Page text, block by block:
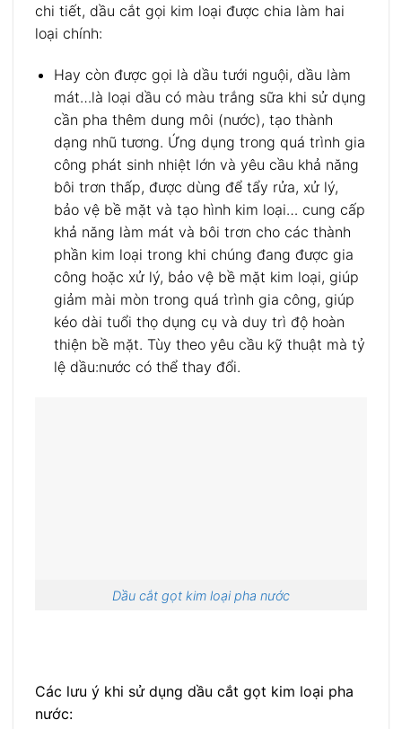
chi tiết, dầu cắt gọi kim loại được chia làm hai
loại chính:
Hay còn được gọi là dầu tưới nguội, dầu làm
mát…là loại dầu có màu trắng sữa khi sử dụng
cần pha thêm dung môi (nước), tạo thành
dạng nhũ tương. Ứng dụng trong quá trình gia
công phát sinh nhiệt lớn và yêu cầu khả năng
bôi trơn thấp, được dùng để tẩy rửa, xử lý,
bảo vệ bề mặt và tạo hình kim loại… cung cấp
khả năng làm mát và bôi trơn cho các thành
phần kim loại trong khi chúng đang được gia
công hoặc xử lý, bảo vệ bề mặt kim loại, giúp
giảm mài mòn trong quá trình gia công, giúp
kéo dài tuổi thọ dụng cụ và duy trì độ hoàn
thiện bề mặt. Tùy theo yêu cầu kỹ thuật mà tỷ
lệ dầu:nước có thể thay đổi.
Dầu cắt gọt kim loại pha nước
Các lưu ý khi sử dụng dầu cắt gọt kim loại pha
nước: